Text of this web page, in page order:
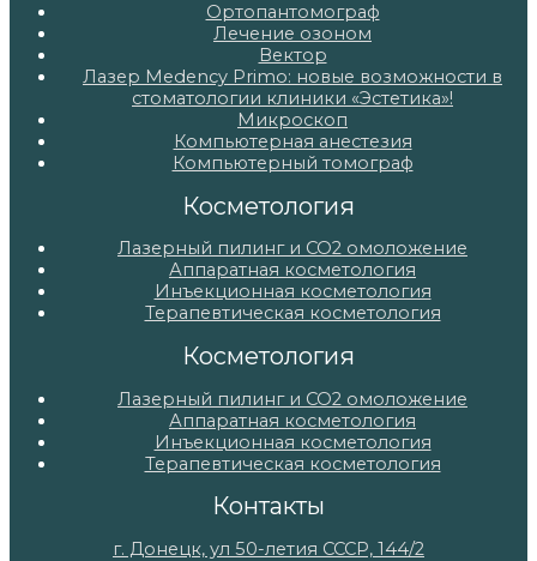
Ортопантомограф
Лечение озоном
Вектор
Лазер Medency Primo: новые возможности в
стоматологии клиники «Эстетика»!
Микроскоп
Компьютерная анестезия
Компьютерный томограф
Косметология
Лазерный пилинг и СО2 омоложение
Аппаратная косметология
Инъекционная косметология
Терапевтическая косметология
Косметология
Лазерный пилинг и СО2 омоложение
Аппаратная косметология
Инъекционная косметология
Терапевтическая косметология
Контакты
г. Донецк, ул 50-летия СССР, 144/2